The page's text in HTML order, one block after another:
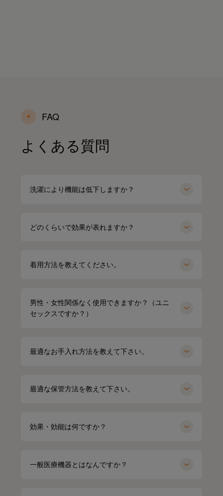
FAQ
よくある質問
洗濯により機能は低下しますか？
どのくらいで効果が表れますか？
着用方法を教えてください。
男性・女性関係なく使用できますか？（ユニ
セックスですか？）
最適なお手入れ方法を教えて下さい。
最適な保管方法を教えて下さい。
効果・効能は何ですか？
一般医療機器とはなんですか？